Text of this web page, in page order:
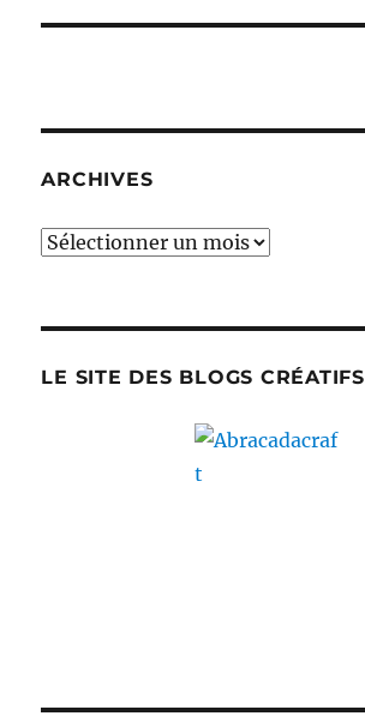
ARCHIVES
Archives
LE SITE DES BLOGS CRÉATIFS